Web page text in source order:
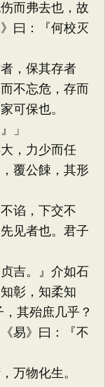
而弗去也，故
曰：『何校灭
，保其存者
不忘危，存而
可保也。
」
，力少而任
覆公餗，其形
谄，下交不
见者也。君子
吉。』介如石
彰，知柔知
其殆庶几乎？
易》曰：『不
物化生。